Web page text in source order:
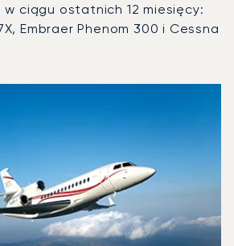
ciągu ostatnich 12 miesięcy:
Embraer Phenom 300 i Cessna